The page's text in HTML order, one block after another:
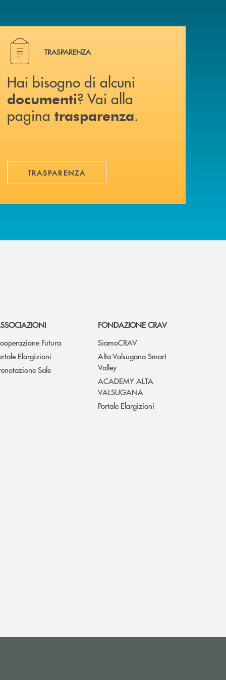
Hai bisogno di alcuni documenti ? Vai alla pagina
TRASPARENZA
Hai bisogno di alcuni
documenti? Vai alla
pagina trasparenza.
TRASPARENZA
Futura
Elargizioni
Sale
FONDAZIONE CRAV
SiamoCRAV
Alta Valsugana Smart
Valley
ACADEMY ALTA
VALSUGANA
Portale Elargizioni